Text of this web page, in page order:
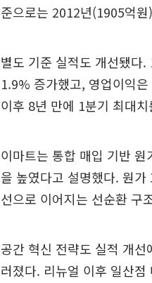
준으로는 2012년(1905억
별도 기준 실적도 개선됐다
1.9% 증가했고, 영업이익
이후 8년 만에 1분기 최대
이마트는 통합 매입 기반
을 높였다고 설명했다. 원
선으로 이어지는 선순환 구
공간 혁신 전략도 실적 개
러졌다. 리뉴얼 이후 일산